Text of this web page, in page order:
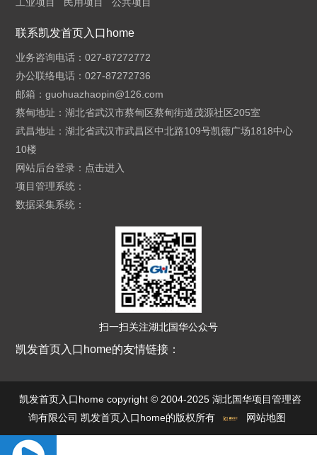
联系凯发首页入口home
业务咨询电话：027-87272772
办公联络电话：027-87272736
邮箱：guohuazhaopin@126.com
蔡甸地址：湖北省武汉市蔡甸区蔡甸街道茂源社区205室
武昌地址：湖北省武汉市武昌区中北路109号凯德广场1818中心
10楼
网站后台登录： 点击进入
项目管理系统：
数据采集系统：
扫一扫关注湖北国华公众号
凯发首页入口home的友情链接：
凯发首页入口home copyright © 2004-2025 湖北国华项目管理咨
询有限公司 凯发首页入口home的版权所有
网站地图